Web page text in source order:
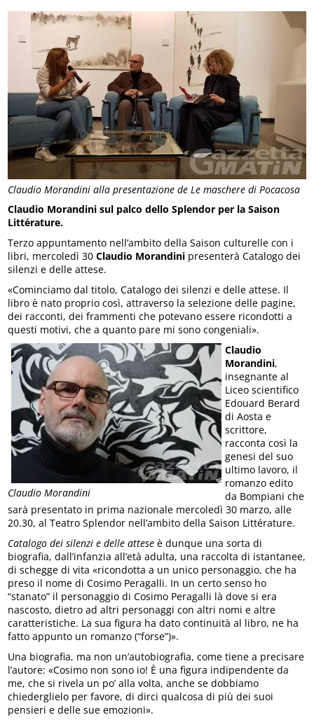
Claudio Morandini alla presentazione de Le maschere di Pocacosa
Claudio Morandini sul palco dello Splendor per la Saison
Littérature.
Terzo appuntamento nell’ambito della Saison culturelle con i
libri, mercoledì 30Claudio Morandini presenterà Catalogo dei
silenzi e delle attese.
«Cominciamo dal titolo, Catalogo dei silenzi e delle attese. Il
libro è nato proprio così, attraverso la selezione delle pagine,
dei racconti, dei frammenti che potevano essere ricondotti a
questi motivi, che a quanto pare mi sono congeniali».
Claudio Morandini
Claudio
Morandini,
insegnante al
Liceo scientifico
Edouard Berard
di Aosta e
scrittore,
racconta così la
genesi del suo
ultimo lavoro, il
romanzo edito
da Bompiani che
sarà presentato in prima nazionale mercoledì 30 marzo, alle
20.30, al Teatro Splendor nell’ambito della Saison Littérature.
Catalogo dei silenzi e delle attese è dunque una sorta di
biografia, dall’infanzia all’età adulta, una raccolta di istantanee,
di schegge di vita «ricondotta a un unico personaggio, che ha
preso il nome di Cosimo Peragalli. In un certo senso ho
“stanato” il personaggio di Cosimo Peragalli là dove si era
nascosto, dietro ad altri personaggi con altri nomi e altre
caratteristiche. La sua figura ha dato continuità al libro, ne ha
fatto appunto un romanzo (“forse”)».
Una biografia, ma non un’autobiografia, come tiene a precisare
l’autore: «Cosimo non sono io! È una figura indipendente da
me, che si rivela un po’ alla volta, anche se dobbiamo
chiederglielo per favore, di dirci qualcosa di più dei suoi
pensieri e delle sue emozioni».